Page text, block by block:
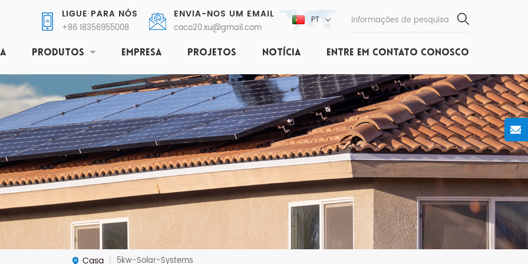
PT
LIGUE PARA NÓS
+86 18356955008
ENVIA-NOS UM EMAIL
coco20.xu@gmail.com
PRODUTOS EMPRESA PROJETOS NOTÍCIA ENTRE EM CONTATO CONOSCO
Casa | 5kw-Solar-Systems